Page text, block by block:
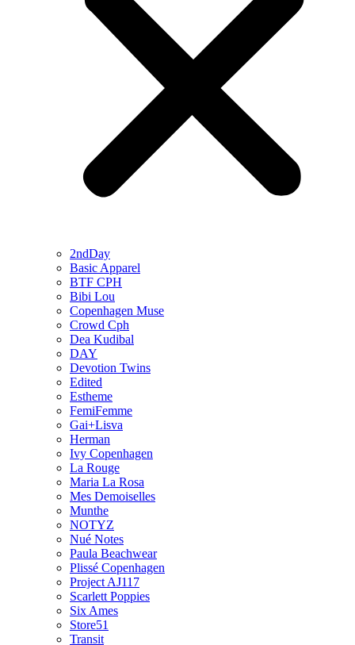
2ndDay
Basic Apparel
BTF CPH
Bibi Lou
Copenhagen Muse
Crowd Cph
Dea Kudibal
DAY
Devotion Twins
Edited
Estheme
FemiFemme
Gai+Lisva
Herman
Ivy Copenhagen
La Rouge
Maria La Rosa
Mes Demoiselles
Munthe
NOTYZ
Nué Notes
Paula Beachwear
Plissé Copenhagen
Project AJ117
Scarlett Poppies
Six Ames
Store51
Transit